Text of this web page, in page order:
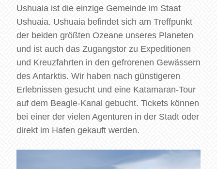
Ushuaia ist die einzige Gemeinde im Staat
Ushuaia. Ushuaia befindet sich am Treffpunkt
der beiden größten Ozeane unseres Planeten
und ist auch das Zugangstor zu Expeditionen
und Kreuzfahrten in den gefrorenen Gewässern
des Antarktis. Wir haben nach günstigeren
Erlebnissen gesucht und eine Katamaran-Tour
auf dem Beagle-Kanal gebucht. Tickets können
bei einer der vielen Agenturen in der Stadt oder
direkt im Hafen gekauft werden.